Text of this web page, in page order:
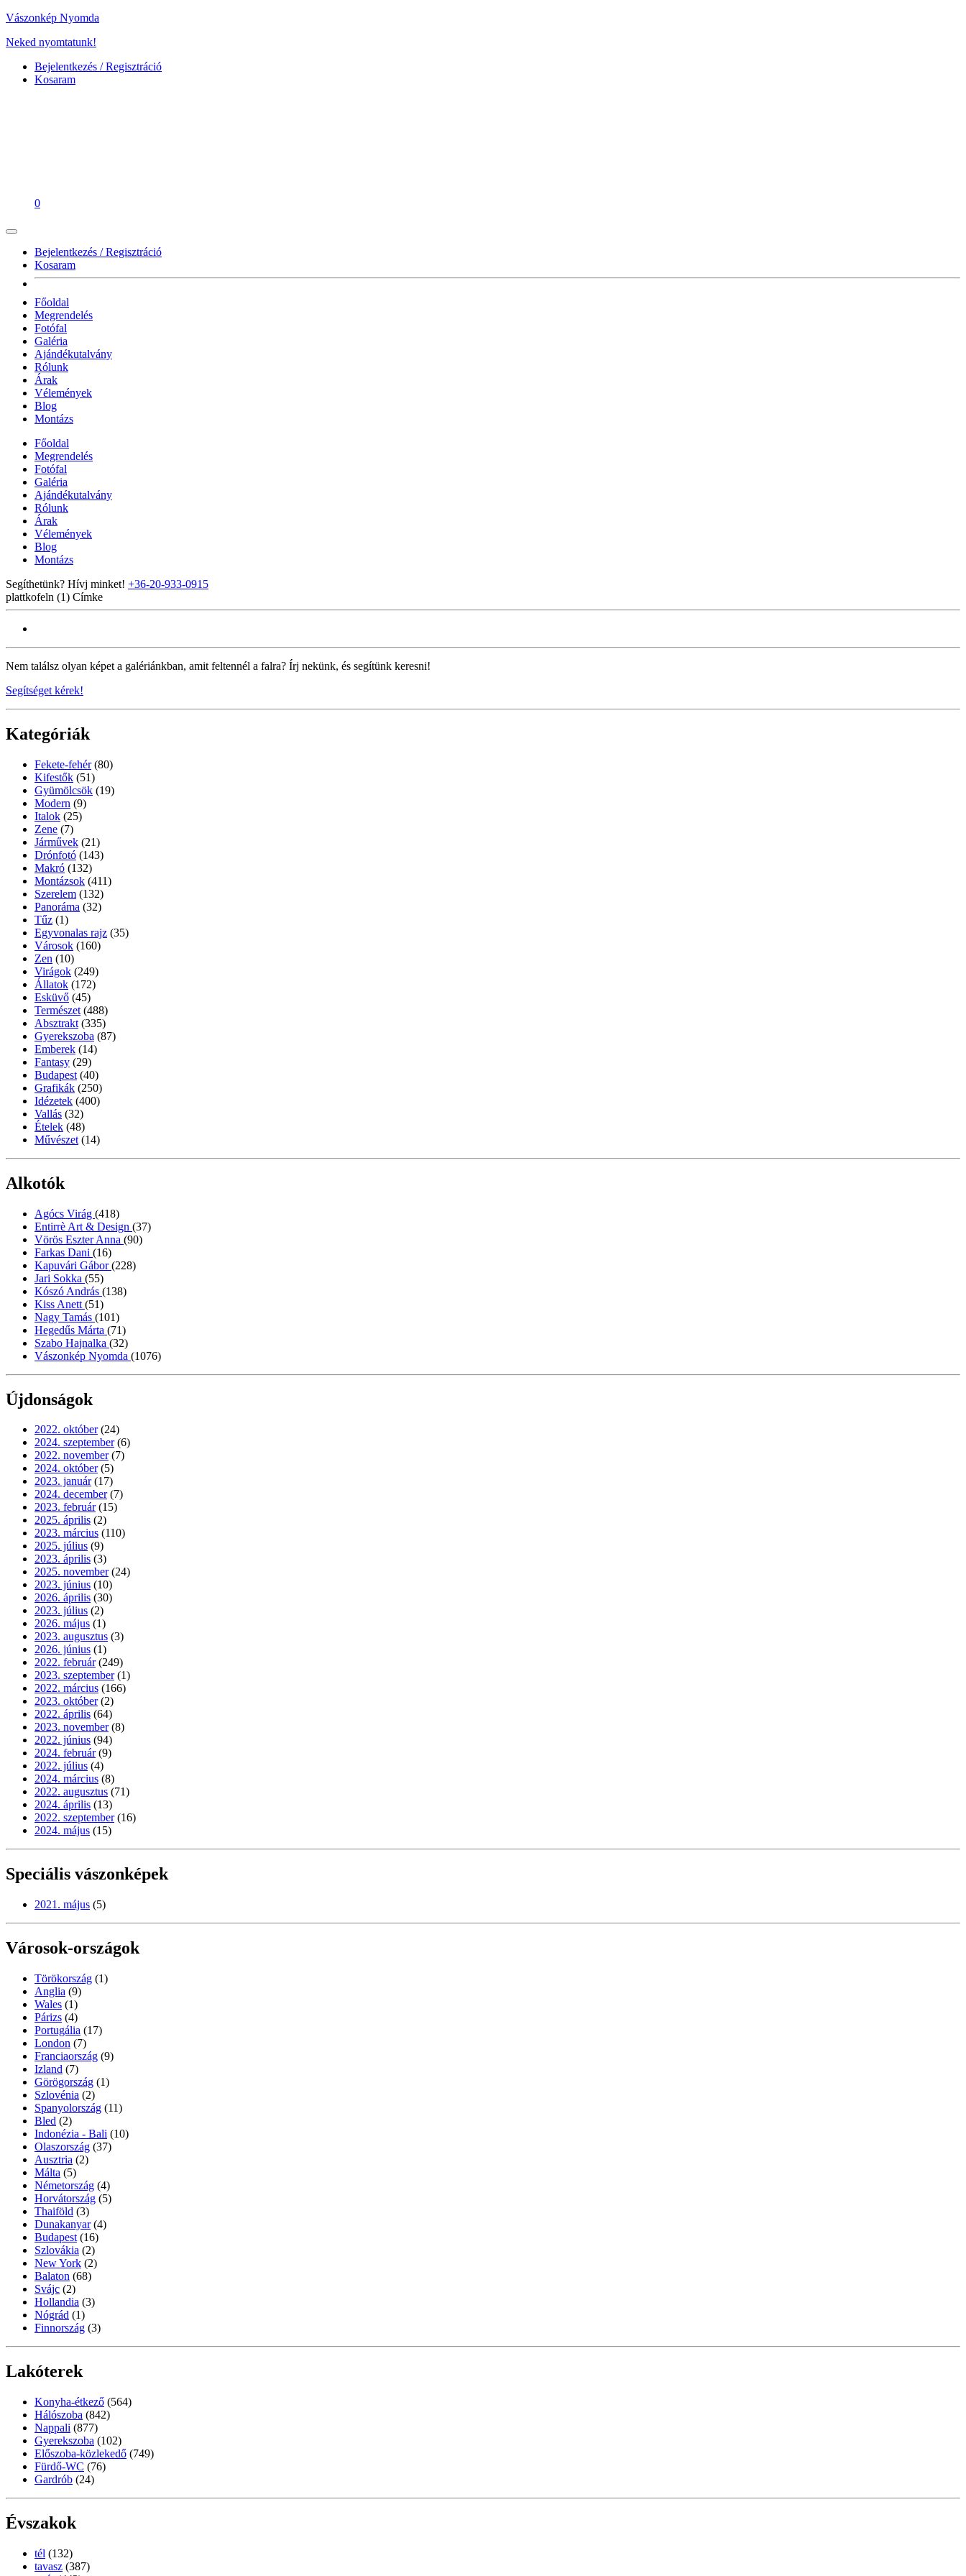
Vászonkép Nyomda
Neked nyomtatunk!
Bejelentkezés / Regisztráció
Kosaram
0
Bejelentkezés / Regisztráció
Kosaram
Főoldal
Megrendelés
Fotófal
Galéria
Ajándékutalvány
Rólunk
Árak
Vélemények
Blog
Montázs
Főoldal
Megrendelés
Fotófal
Galéria
Ajándékutalvány
Rólunk
Árak
Vélemények
Blog
Montázs
Segíthetünk? Hívj minket! +36-20-933-0915
plattkofeln (1) Címke
Nem találsz olyan képet a galériánkban, amit feltennél a falra? Írj nekünk, és segítünk keresni!
Segítséget kérek!
Kategóriák
Fekete-fehér (80)
Kifestők (51)
Gyümölcsök (19)
Modern (9)
Italok (25)
Zene (7)
Járművek (21)
Drónfotó (143)
Makró (132)
Montázsok (411)
Szerelem (132)
Panoráma (32)
Tűz (1)
Egyvonalas rajz (35)
Városok (160)
Zen (10)
Virágok (249)
Állatok (172)
Esküvő (45)
Természet (488)
Absztrakt (335)
Gyerekszoba (87)
Emberek (14)
Fantasy (29)
Budapest (40)
Grafikák (250)
Idézetek (400)
Vallás (32)
Ételek (48)
Művészet (14)
Alkotók
Agócs Virág (418)
Entirrè Art & Design (37)
Vörös Eszter Anna (90)
Farkas Dani (16)
Kapuvári Gábor(228)
Jari Sokka (55)
Kószó András (138)
Kiss Anett (51)
Nagy Tamás (101)
Hegedűs Márta (71)
Szabo Hajnalka (32)
Vászonkép Nyomda (1076)
Újdonságok
2022. október (24)
2024. szeptember (6)
2022. november (7)
2024. október (5)
2023. január (17)
2024. december (7)
2023. február (15)
2025. április (2)
2023. március (110)
2025. július (9)
2023. április (3)
2025. november (24)
2023. június (10)
2026. április (30)
2023. július (2)
2026. május (1)
2023. augusztus (3)
2026. június (1)
2022. február (249)
2023. szeptember (1)
2022. március (166)
2023. október (2)
2022. április (64)
2023. november (8)
2022. június (94)
2024. február (9)
2022. július (4)
2024. március (8)
2022. augusztus (71)
2024. április (13)
2022. szeptember (16)
2024. május (15)
Speciális vászonképek
2021. május (5)
Városok-országok
Törökország (1)
Anglia (9)
Wales (1)
Párizs (4)
Portugália (17)
London (7)
Franciaország (9)
Izland (7)
Görögország (1)
Szlovénia (2)
Spanyolország (11)
Bled (2)
Indonézia - Bali (10)
Olaszország (37)
Ausztria (2)
Málta (5)
Németország (4)
Horvátország (5)
Thaiföld (3)
Dunakanyar (4)
Budapest (16)
Szlovákia (2)
New York (2)
Balaton (68)
Svájc (2)
Hollandia (3)
Nógrád (1)
Finnország (3)
Lakóterek
Konyha-étkező (564)
Hálószoba (842)
Nappali (877)
Gyerekszoba (102)
Előszoba-közlekedő (749)
Fürdő-WC (76)
Gardrób (24)
Évszakok
tél (132)
tavasz (387)